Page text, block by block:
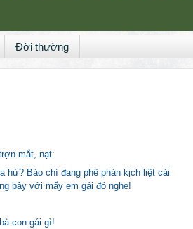
Đời thường
mắt, nạt:
hử? Báo chí đang phê phán kịch liệt cái
bậy với mấy em gái đó nghe!
con gái gì!